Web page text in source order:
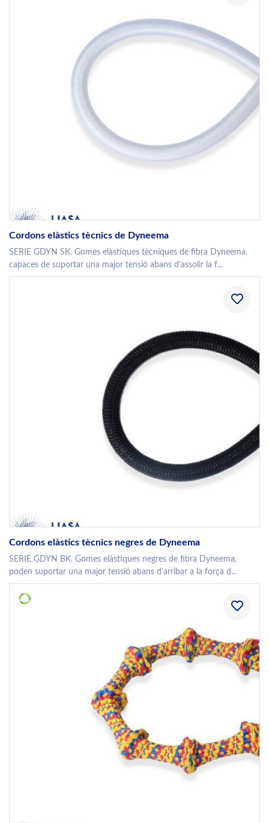
Cordons elàstics tècnics de Dyneema
SERIE GDYN SK. Gomes elàstiques tècniques de fibra Dyneema,
capaces de suportar una major tensió abans d'assolir la f...
Cordons elàstics tècnics negres de Dyneema
SERIE GDYN BK. Gomes elàstiques negres de fibra Dyneema,
poden suportar una major tensió abans d'arribar a la força d...